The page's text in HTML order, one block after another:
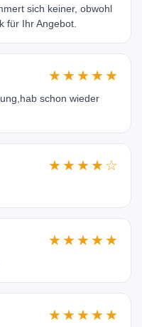
sich keiner, obwohl
für Ihr Angebot.
★★★★★
schon wieder
★★★★☆
★★★★★
★★★★★